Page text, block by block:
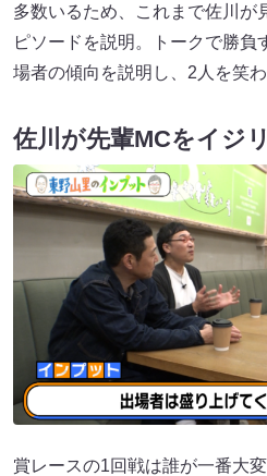
多数いるため、これまで佐川が
ピソードを説明。トークで勝負
場者の傾向を説明し、2人を笑わ
佐川が先輩MCをイジ
賞レースの1回戦は誰が一番大